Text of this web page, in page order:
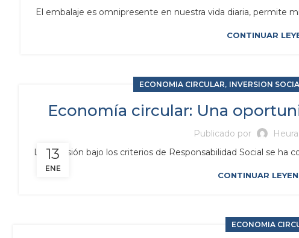
El embalaje es omnipresente en nuestra vida diaria, permite
CONTINUAR
13
ENE
ECONOMIA CIRCULAR, INVERSION
Economía circular: Una
Publicado por Heura
La inversión bajo los criterios de Responsabilidad Social se ha
CONTINUAR
ECONOMIA